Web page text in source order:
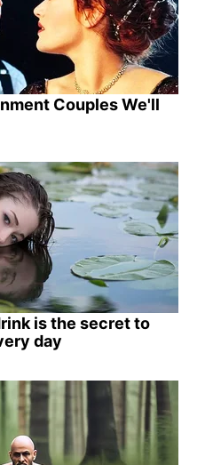
Couples We'll
is the secret to
day